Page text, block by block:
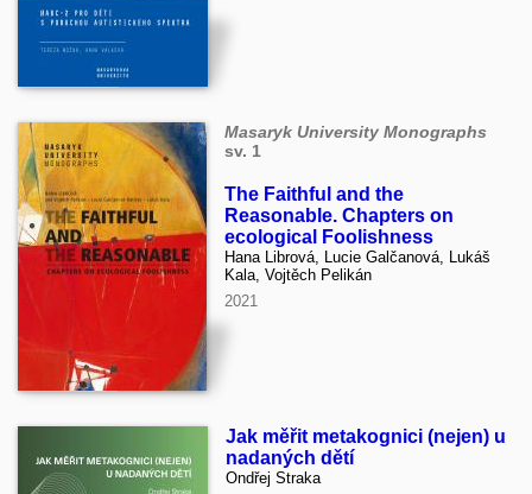
Masaryk University Monographs
sv. 1
The Faithful and the
Reasonable. Chapters on
ecological Foolishness
Hana Librová, Lucie Galčanová, Lukáš
Kala, Vojtěch Pelikán
2021
Jak měřit metakognici (nejen) u
nadaných dětí
Ondřej Straka